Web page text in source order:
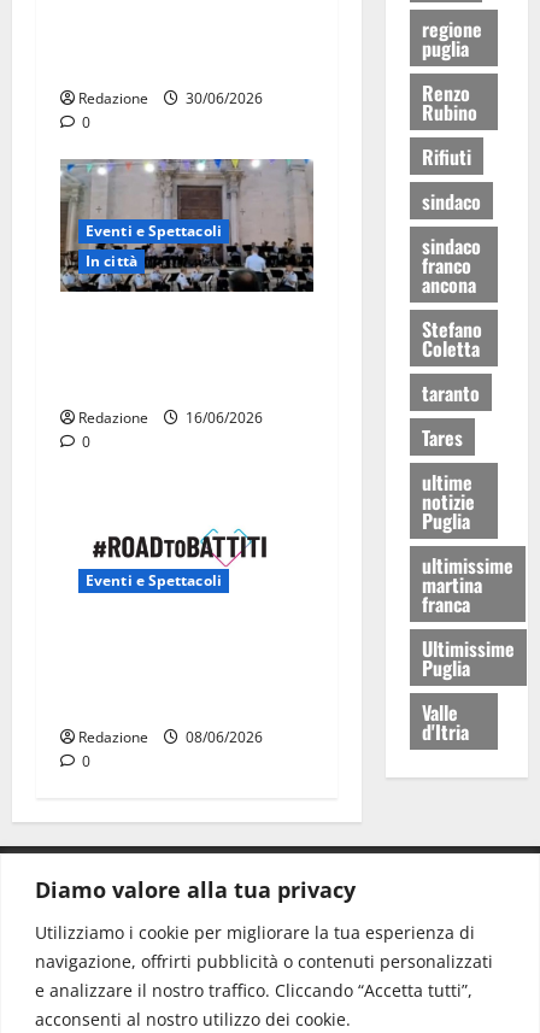
Diamo valore alla tua privacy
Utilizziamo i cookie per migliorare la tua esperienza di
navigazione, offrirti pubblicità o contenuti personalizzati
e analizzare il nostro traffico. Cliccando “Accetta tutti”,
acconsenti al nostro utilizzo dei cookie.
Redazione
30/06/2026
0
Eventi e Spettacoli
In città
Redazione
16/06/2026
0
Eventi e Spettacoli
Redazione
08/06/2026
0
regione
puglia
Renzo
Rubino
Rifiuti
sindaco
sindaco
franco
ancona
Stefano
Coletta
taranto
Tares
ultime
notizie
Puglia
ultimissime
martina
franca
Ultimissime
Puglia
Valle
d'Itria
CONTATTI.
Redazione: redazione@www.martinasera.it
Direttore:direttore@www.martinasera.it